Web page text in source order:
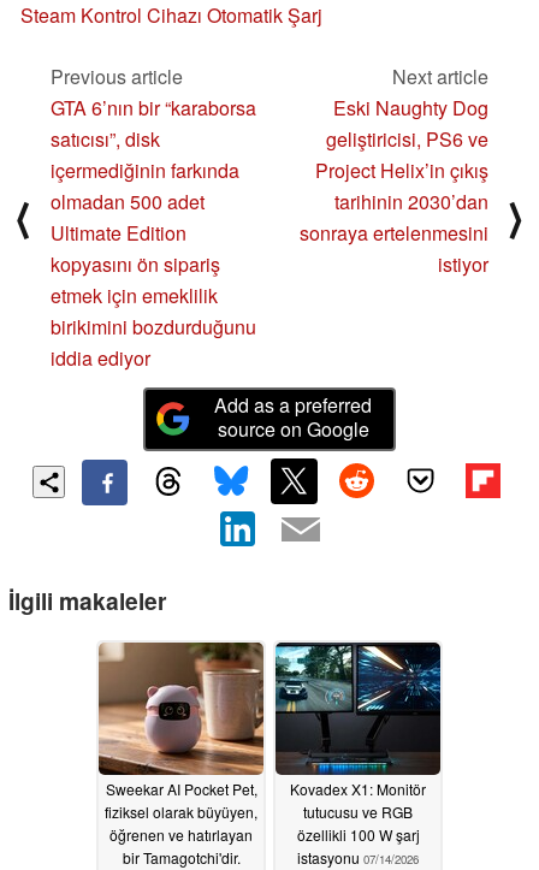
Steam Kontrol Cihazı Otomatik Şarj
⟨
Previous article
GTA 6’nın bir “karaborsa
satıcısı”, disk
içermediğinin farkında
olmadan 500 adet
Ultimate Edition
kopyasını ön sipariş
etmek için emeklilik
birikimini bozdurduğunu
iddia ediyor
Next article
Eski Naughty Dog
geliştiricisi, PS6 ve
Project Helix’in çıkış
tarihinin 2030’dan
sonraya ertelenmesini
istiyor
⟩
Add as a preferred
source on Google
İlgili makaleler
Sweekar AI Pocket Pet,
fiziksel olarak büyüyen,
öğrenen ve hatırlayan
bir Tamagotchi'dir.
Kovadex X1: Monitör
tutucusu ve RGB
özellikli 100 W şarj
istasyonu 07/14/2026